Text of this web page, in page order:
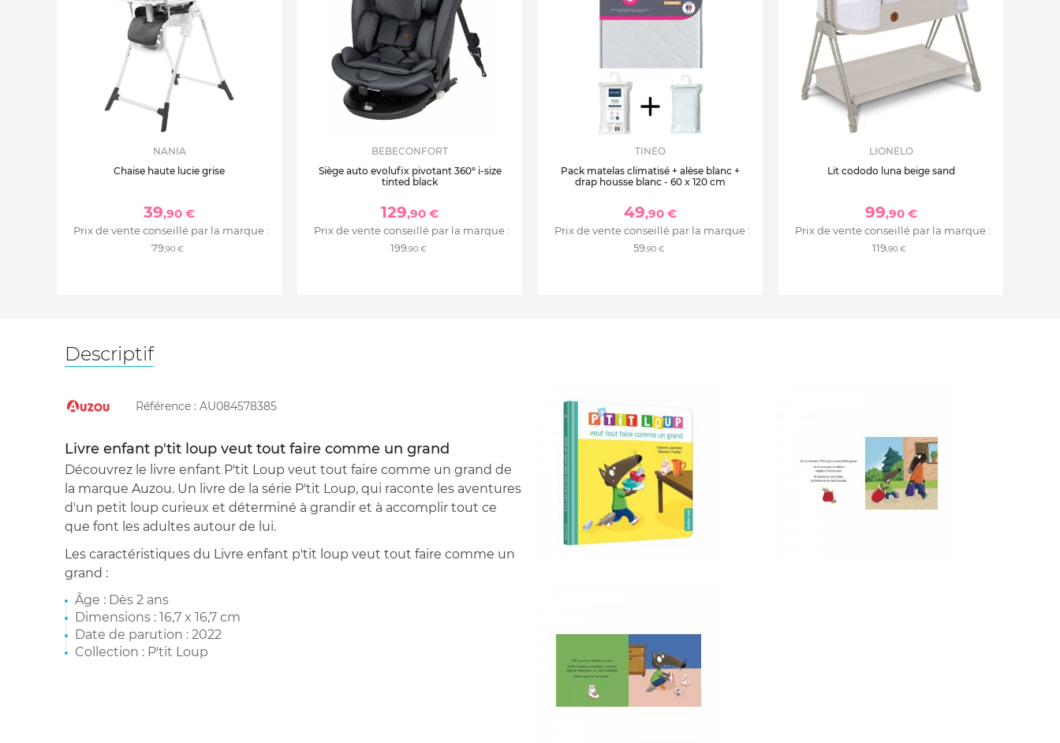
NANIA
Chaise haute lucie grise
39,90 €
Prix de vente conseillé par la marque :
79,90 €
BEBECONFORT
Siège auto evolufix pivotant 360° i-size
tinted black
129,90 €
Prix de vente conseillé par la marque :
199,90 €
TINEO
Pack matelas climatisé + alèse blanc +
drap housse blanc - 60 x 120 cm
49,90 €
Prix de vente conseillé par la marque :
59,90 €
LIONELO
Lit cododo luna beige sand
99,90 €
Prix de vente conseillé par la marque :
119,90 €
Descriptif
Référence : AU084578385
Livre enfant p'tit loup veut tout faire comme un grand
Découvrez le livre enfant P'tit Loup veut tout faire comme un grand de
la marque Auzou. Un livre de la série P'tit Loup, qui raconte les aventures
d'un petit loup curieux et déterminé à grandir et à accomplir tout ce
que font les adultes autour de lui.
Les caractéristiques du Livre enfant p'tit loup veut tout faire comme un
grand :
Âge : Dès 2 ans
Dimensions : 16,7 x 16,7 cm
Date de parution : 2022
Collection : P'tit Loup